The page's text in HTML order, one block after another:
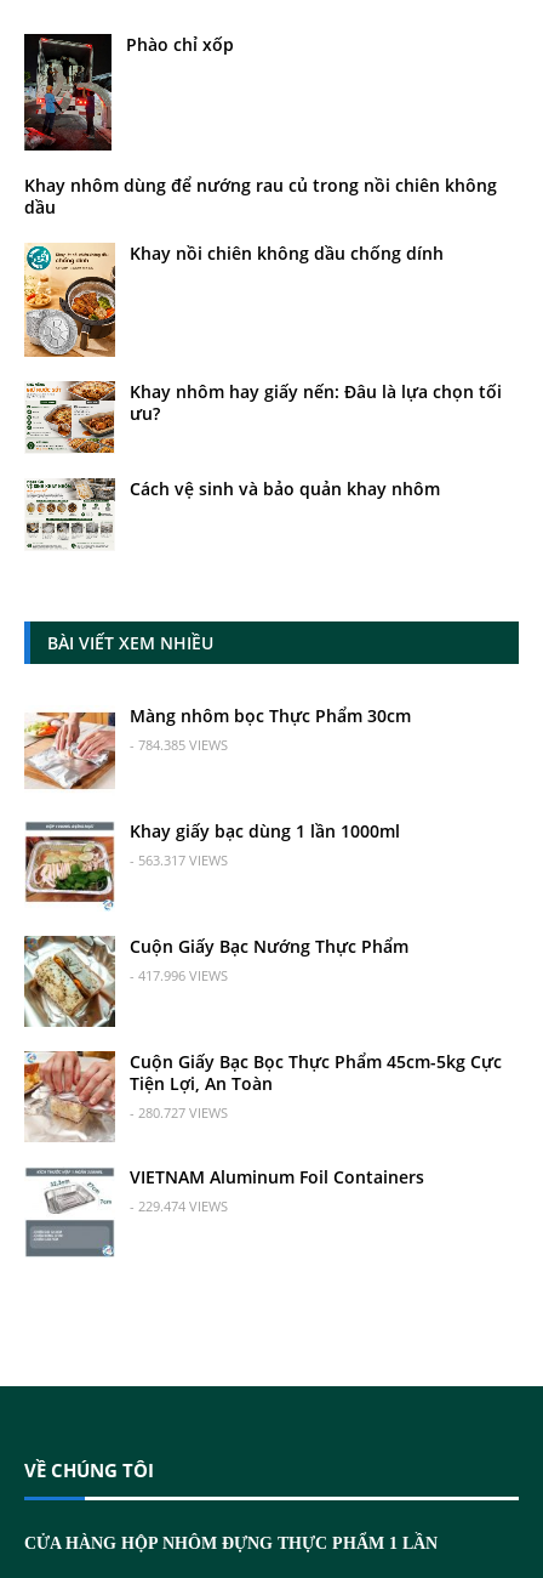
Phào chỉ xốp
Khay nhôm dùng để nướng rau củ trong nồi chiên không
dầu
Khay nồi chiên không dầu chống dính
Khay nhôm hay giấy nến: Đâu là lựa chọn tối
ưu?
Cách vệ sinh và bảo quản khay nhôm
BÀI VIẾT XEM NHIỀU
Màng nhôm bọc Thực Phẩm 30cm
- 784.385 VIEWS
Khay giấy bạc dùng 1 lần 1000ml
- 563.317 VIEWS
Cuộn Giấy Bạc Nướng Thực Phẩm
- 417.996 VIEWS
Cuộn Giấy Bạc Bọc Thực Phẩm 45cm-5kg Cực
Tiện Lợi, An Toàn
- 280.727 VIEWS
VIETNAM Aluminum Foil Containers
- 229.474 VIEWS
VỀ CHÚNG TÔI
CỬA HÀNG HỘP NHÔM ĐỰNG THỰC PHẨM 1 LẦN